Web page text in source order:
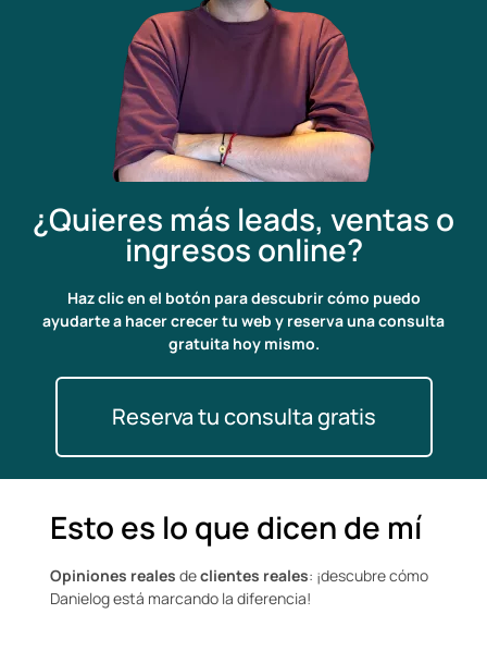
¿Quieres más leads, ventas o
ingresos online?
Haz clic en el botón para descubrir cómo puedo
ayudarte a hacer crecer tu web y reserva una consulta
gratuita hoy mismo.
Reserva tu consulta gratis
Esto es lo que dicen de mí
Opiniones reales declientes reales: ¡descubre cómo
Danielog está marcando la diferencia!